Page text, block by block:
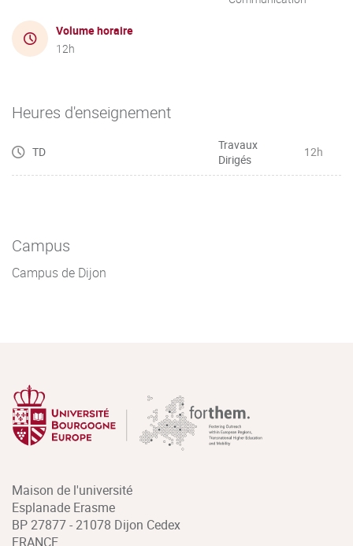
Volume horaire
12h
Heures d'enseignement
TD
Travaux
Dirigés
12h
Campus
Campus de Dijon
Maison de l'université
Esplanade Erasme
BP 27877 - 21078 Dijon Cedex
FRANCE